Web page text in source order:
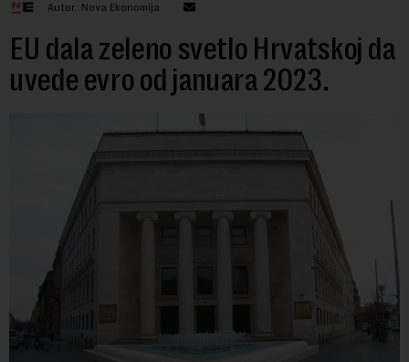
Autor: Nova Ekonomija
EU dala zeleno svetlo Hrvatskoj da
uvede evro od januara 2023.